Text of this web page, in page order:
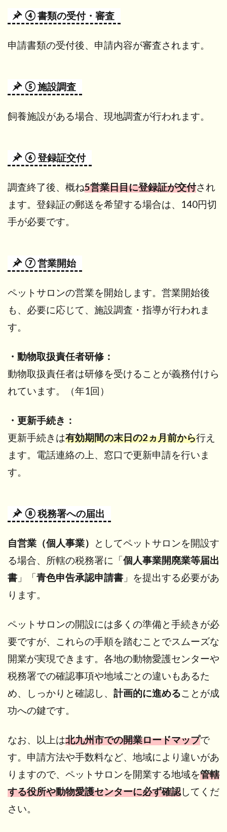
④ 書類の受付・審査
申請書類の受付後、申請内容が審査されます。
⑤ 施設調査
飼養施設がある場合、現地調査が行われます。
⑥ 登録証交付
調査終了後、概ね5営業日目に登録証が交付され
ます。登録証の郵送を希望する場合は、140円切
手が必要です。
⑦ 営業開始
ペットサロンの営業を開始します。営業開始後
も、必要に応じて、施設調査・指導が行われま
す。
・動物取扱責任者研修：
動物取扱責任者は研修を受けることが義務付けら
れています。（年1回）
・更新手続き：
更新手続きは有効期間の末日の2ヵ月前から行え
ます。電話連絡の上、窓口で更新申請を行いま
す。
⑧ 税務署への届出
自営業（個人事業）
としてペットサロンを開設す
る場合、所轄の税務署に「個人事業開廃業等届出
書 」「青色申告承認申請書 」を提出する必要があ
ります。
ペットサロンの開設には多くの準備と手続きが必
要ですが、これらの手順を踏むことでスムーズな
開業が実現できます。各地の動物愛護センターや
税務署での確認事項や地域ごとの違いもあるた
め、しっかりと確認し、 計画的に進めることが成
功への鍵です。
なお、以上は北九州市での開業ロードマップで
す。申請方法や手数料など、地域により違いがあ
りますので、ペットサロンを開業する地域を管轄
する役所や動物愛護センターに必ず確認してくだ
さい。